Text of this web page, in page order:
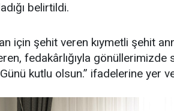
belirtildi.
için şehit veren kıymetli şehit
fedakârlığıyla gönüllerimizde
kutlu olsun.” ifadelerine yer